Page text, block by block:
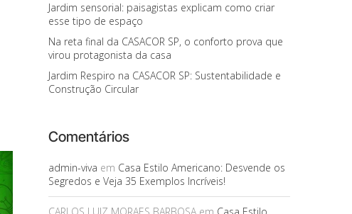
Jardim sensorial: paisagistas explicam como criar
esse tipo de espaço
Na reta final da CASACOR SP, o conforto prova que
virou protagonista da casa
Jardim Respiro na CASACOR SP: Sustentabilidade e
Construção Circular
Comentários
admin-viva em Casa Estilo Americano: Desvende os
Segredos e Veja 35 Exemplos Incríveis!